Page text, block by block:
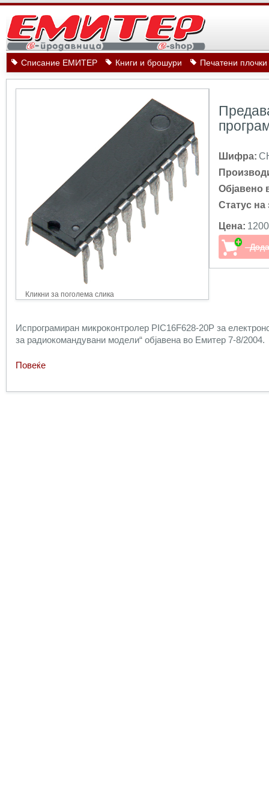
Списание ЕМИТЕР Книги и брошури Печатени
Кликни за поголема слика
Шифра:
Објавено
Статус на
Цена:
Испрограмиран микроконтролер PIC16F628-20P за
за радиокомандувани модели“ објавена во Емитер 7-8/2004.
Повеќе